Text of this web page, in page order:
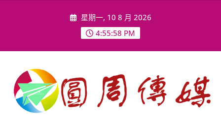
星期一, 10 8 月 2026
4:56:01 PM